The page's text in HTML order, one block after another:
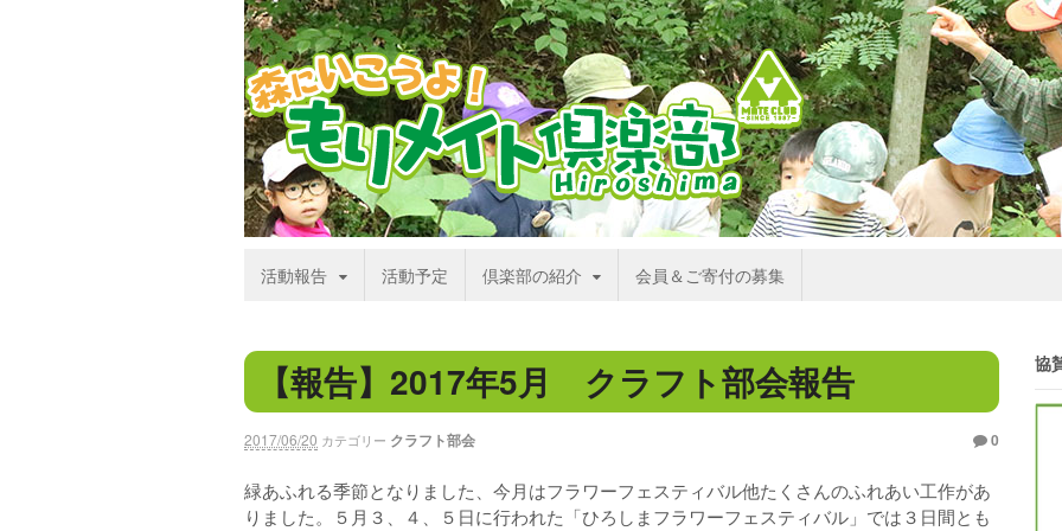
活動報告 活動予定 倶楽部の紹介 会員＆ご寄付の募集
【報告】2017年5月 クラフト部会報告
2017/06/20 カテゴリー クラフト部会 0
緑あふれる季節となりました、今月はフラワーフェスティバル他たくさんのふれあい工作があ
りました。５月３、４、５日に行われた「ひろしまフラワーフェスティバル」では３日間とも
協